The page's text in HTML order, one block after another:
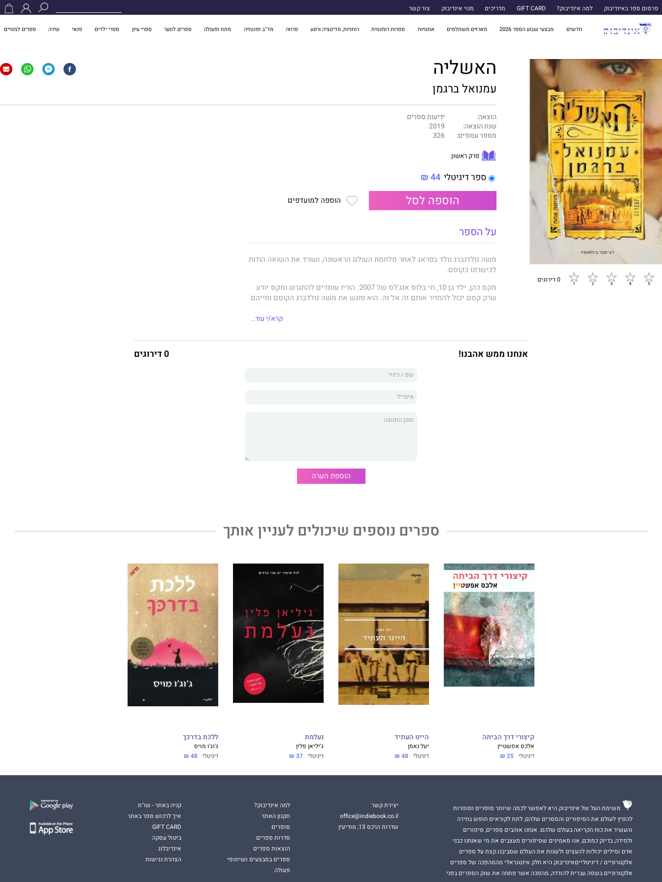
פרסום ספר באינדיבוק למה אינדיבוק? GIFT CARD מדריכים מנוי אינדיבוק צור קשר
חדשים מבצעי שבוע הספר 2026 מארזים משתלמים אמנויות ספרות רומנטית רוחניות, מדיטציה ורוגע פרוזה מד"ב ופנטזיה מתח ופעולה ספרים לנוער ספרי עיון ספרי ילדים פנאי שירה ספרים למנויים
0 דירוגים
האשליה
עמנואל ברגמן
הוצאה:
ידיעות ספרים
שנת הוצאה:
2019
מספר עמודים:
326
פרק ראשון
ספר דיגיטלי 44 ₪
הוספה לסל הוספה למועדפים
על הספר
משה גולדנברג נולד בפראג לאחר מלחמת העולם הראשונה, ושורד את השואה הודות
לכישרונו כקוסם.
מקס כהן, ילד בן 10, חי בלוס אנג'לס של 2007. הוריו עומדים להתגרש ומקס יודע
שרק קסם יכול להחזיר אותם זה אל זה. הוא פוגש את משה גולדברג הקוסם וחייהם
האשליההוא רב-מכר בינלאומי מרגש עד דמעות ומצחיק לא פחות, על ילד שמאמין
בכל דבר, על איש זקן שלא מאמין בשום דבר ועל הקשר המופלא שנוצר ביניהם.
קרא/י עוד..
אנחנו ממש אהבנו! 0 דירוגים
הוספת הערה
ספרים נוספים שיכולים לעניין אותך
קיצורי דרך הביתה
אלכס אפשטיין
דיגיטלי 25 ₪
היינו העתיד
יעל נאמן
דיגיטלי 48 ₪
נעלמת
ג'יליאן פלין
דיגיטלי 37 ₪
ללכת בדרכך
ג'וג'ו מויס
דיגיטלי 48 ₪
משימת העל של אינדיבוק היא לאפשר לכמה שיותר סופרים וסופרות
להפיץ לעולם את הסיפורים והמסרים שלהם, לתת לקוראים חופש בחירה
והעשיר את כוח הקריאה בעולם שלהם. אנחנו אוהבים ספרים, סיפורים
ולמידה, בדיוק כמוכם, אנו מאמינים שסיפורים מעצבים את מי שאנחנו כבני
אדם ומילים יכולות להעצים ולשנות את העולם שסביבנו.קצת על ספרים
אלקטרוניים / דיגיטלייםאינדיבוק היא חלק אינטגראלי מהמהפכה של ספרים
אלקטרוניים בשפה עברית להורדה, מהפכה אשר פתחה את שוק הספרים בפני
יצירת קשר
office@indiebook.co.il
שדרות הרכס 13, מודיעין
למה אינדיבוק?
תקנון האתר
סופרים
סדרות ספרים
הוצאות ספרים
ספרים במבצעים ושיתופי
פעולה
קניה באתר - שו"ת
איך לרכוש ספר באתר
GIFT CARD
ביטול עסקה
אינדיבלוג
הצהרת נגישות